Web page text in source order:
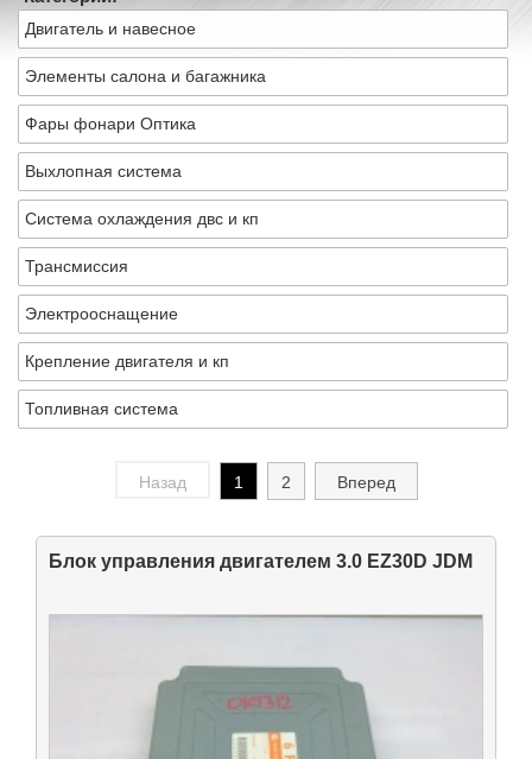
Двигатель и навесное
Элементы салона и багажника
Фары фонари Оптика
Выхлопная система
Система охлаждения двс и кп
Трансмиссия
Электрооснащение
Крепление двигателя и кп
Топливная система
Назад 1 2 Вперед
Блок управления двигателем 3.0 EZ30D JDM